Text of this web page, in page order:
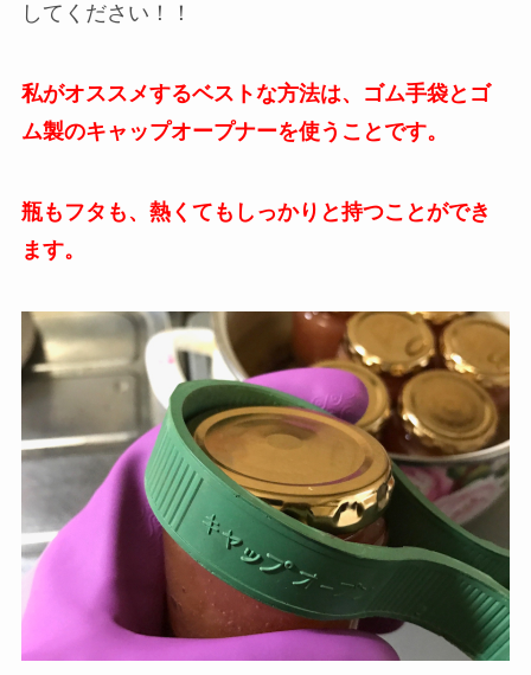
してください！！
私がオススメするベストな方法は、ゴム手袋とゴ
ム製のキャップオープナーを使うことです。
瓶もフタも、熱くてもしっかりと持つことができ
ます。